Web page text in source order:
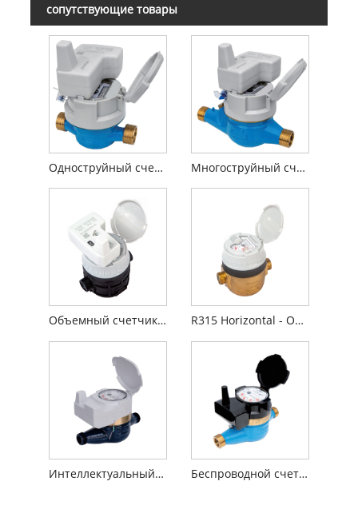
сопутствующие товары
Одноструйный счетчик воды сухого типа с предварительно оборудованным индуктивным оборудованием Многоструйный счетчик воды сухого типа с индуктивным оборудованием, предварительно оборудованный сертификацией MID
Объемный счетчик воды с предварительно оборудованным индуктивным датчиком R315 Horizontal - Объемный счетчик воды
Интеллектуальный беспроводной счетчик воды Беспроводной счетчик воды для чтения